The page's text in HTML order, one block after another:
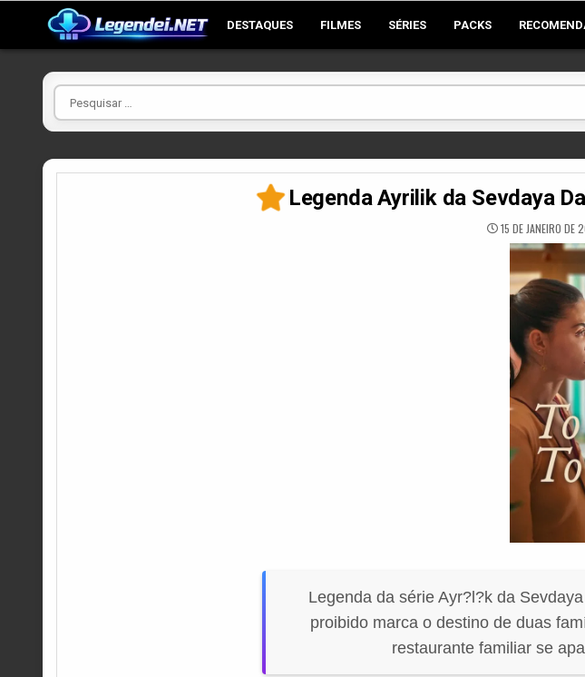
DESTAQUES FILMES SÉRIES PACKS
Pesquisar
por
Legenda Ayrilik da Sevdaya
15 DE JANEIRO DE
Legenda da série Ayr?l?k da
proibido marca o destino de duas
restaurante familiar se